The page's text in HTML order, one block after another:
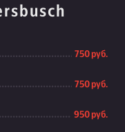
750 руб.
750 руб.
950 руб.